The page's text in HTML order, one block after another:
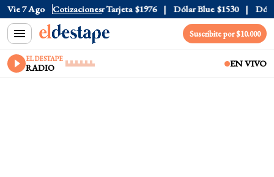
Vie 7 Ago Cotizaciones
Oficial $1520 Dólar Tarjeta $1976 Dólar Blue $1530 Dólar
Suscribite por $10.000
EL DESTAPE
RADIO EN VIVO